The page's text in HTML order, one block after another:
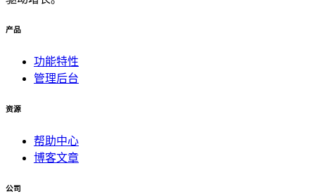
产品
功能特性
管理后台
资源
帮助中心
博客文章
公司